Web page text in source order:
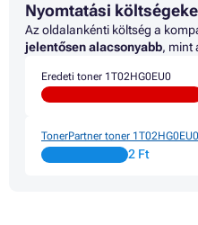
Nyomtatási
Az oldalankénti költség a
jelentősen alacsonyabb, mint
Eredeti toner 1T02HG0EU0
TonerPartner toner 1T02HG0EU0
2 Ft